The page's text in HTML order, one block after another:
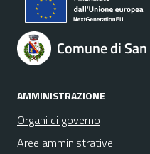
Comune di
AMMINISTRAZIONE
Organi di governo
Aree amministrative